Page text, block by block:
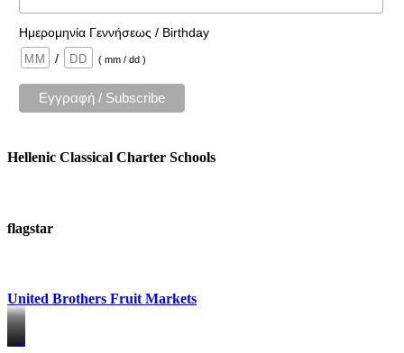
Ημερομηνία Γεννήσεως / Birthday
/
( mm / dd )
Hellenic Classical Charter Schools
flagstar
United Brothers Fruit Markets
https://www.unitedbrothersfruitmarkets.com/
https://www.unitedbrothersfruitmarkets.com/